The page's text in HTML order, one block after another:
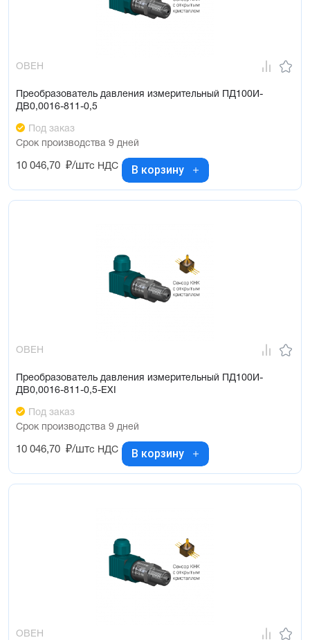
ОВЕН
Преобразователь давления измерительный ПД100И-
ДВ0,0016-811-0,5
Под заказ
Срок производства 9 дней
10 046,70 ₽/штс НДС В корзину
ОВЕН
Преобразователь давления измерительный ПД100И-
ДВ0,0016-811-0,5-ЕХI
Под заказ
Срок производства 9 дней
10 046,70 ₽/штс НДС В корзину
ОВЕН